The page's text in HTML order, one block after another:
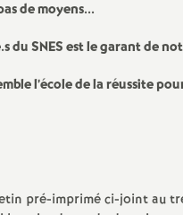
de moyens...
du SNES est le garant de
l’école de la réussite
pré-imprimé ci-joint au